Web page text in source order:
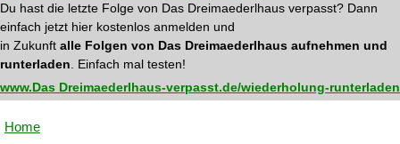
Du hast die letzte Folge von Das Dreimaederlhaus verpasst? Dann
einfach jetzt hier kostenlos anmelden und
in Zukunft alle Folgen von Das Dreimaederlhaus aufnehmen und
runterladen . Einfach mal testen!
www.Das Dreimaederlhaus-verpasst.de/wiederholung-runterladen
Home